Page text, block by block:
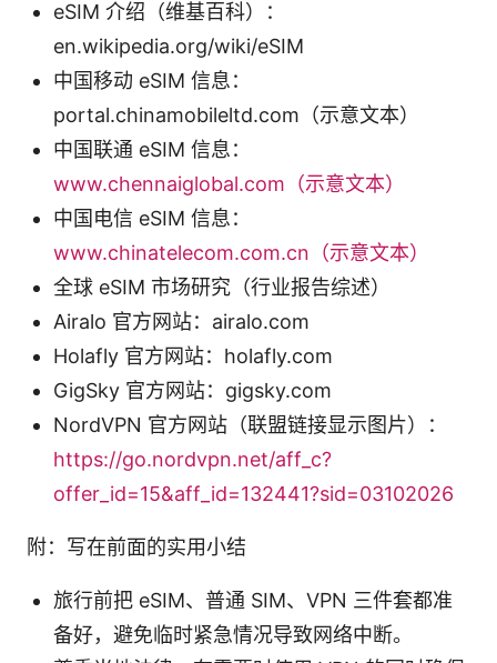
eSIM 介绍（维基百科）：
en.wikipedia.org/wiki/eSIM
中国移动 eSIM 信息：
portal.chinamobileltd.com（示意文本）
中国联通 eSIM 信息：
www.chennaiglobal.com（示意文本）
中国电信 eSIM 信息：
www.chinatelecom.com.cn（示意文本）
全球 eSIM 市场研究（行业报告综述）
Airalo 官方网站：airalo.com
Holafly 官方网站：holafly.com
GigSky 官方网站：gigsky.com
NordVPN 官方网站（联盟链接显示图片）：
https://go.nordvpn.net/aff_c?
offer_id=15&aff_id=132441?sid=03102026
附：写在前面的实用小结
旅行前把 eSIM、普通 SIM、VPN 三件套都准
备好，避免临时紧急情况导致网络中断。